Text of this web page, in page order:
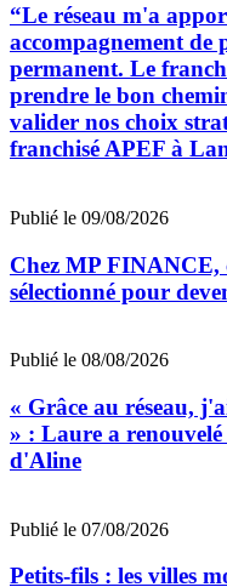
“Le réseau m'a
accompagnement de
permanent. Le
prendre le bon
valider nos choix
franchisé APEF à
Publié le 09/08/2026
Chez MP FINANCE,
sélectionné pour
Publié le 08/08/2026
« Grâce au réseau,
» : Laure a renouvelé
d'Aline
Publié le 07/08/2026
Petits-fils : les villes